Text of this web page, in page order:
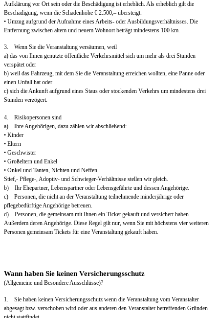
Aufklärung vor Ort sein oder die Beschädigung ist erheblich. Als erheblich gilt die
Beschädigung, wenn die Schadenhöhe € 2.500,– übersteigt.
• Umzug aufgrund der Aufnahme eines Arbeits- oder Ausbildungsverhältnisses. Die
Entfernung zwischen altem und neuem Wohnort beträgt mindestens 100 km.
3. Wenn Sie die Veranstaltung versäumen, weil
a) das von Ihnen genutzte öffentliche Verkehrsmittel sich um mehr als drei Stunden
verspätet oder
b) weil das Fahrzeug, mit dem Sie die Veranstaltung erreichen wollten, eine Panne oder
einen Unfall hat oder
c) sich die Ankunft aufgrund eines Staus oder stockenden Verkehrs um mindestens drei
Stunden verzögert.
4. Risikopersonen sind
a) Ihre Angehörigen, dazu zählen wir abschließend:
• Kinder
• Eltern
• Geschwister
• Großeltern und Enkel
• Onkel und Tanten, Nichten und Neffen
Stief,- Pflege-, Adoptiv- und Schwieger-Verhältnisse stellen wir gleich.
b) Ihr Ehepartner, Lebenspartner oder Lebensgefährte und dessen Angehörige.
c) Personen, die nicht an der Veranstaltung teilnehmende minderjährige oder
pflegebedürftige Angehörige betreuen.
d) Personen, die gemeinsam mit Ihnen ein Ticket gekauft und versichert haben.
Außerdem deren Angehörige. Diese Regel gilt nur, wenn Sie mit höchstens vier weiteren
Personen gemeinsam Tickets für eine Veranstaltung gekauft haben.
Wann haben Sie keinen Versicherungsschutz
(Allgemeine und Besondere Ausschlüsse)?
1. Sie haben keinen Versicherungsschutz wenn die Veranstaltung vom Veranstalter
abgesagt bzw. verschoben wird oder aus anderen den Veranstalter betreffenden Gründen